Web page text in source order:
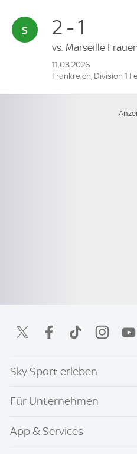
2 - 1
vs. Marseille
11.03.2026
Frankreich, Division 1
Sky Sport erleben
Für Unternehmen
App & Services